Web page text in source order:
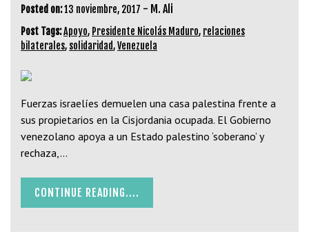
Posted on:13 noviembre, 2017 - M. Ali
Post Tags:Apoyo, Presidente Nicolás Maduro, relaciones
bilaterales, solidaridad,Venezuela
Fuerzas israelíes demuelen una casa palestina frente a
sus propietarios en la Cisjordania ocupada. El Gobierno
venezolano apoya a un Estado palestino ‘soberano’ y
rechaza,…
CONTINUE READING....